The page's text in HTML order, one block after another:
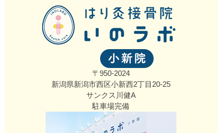
〒950-2024
新潟県新潟市西区小新西2丁目20‐25
サンクス川健A
駐車場完備